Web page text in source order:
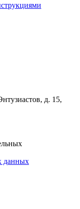
д. 15,
данных